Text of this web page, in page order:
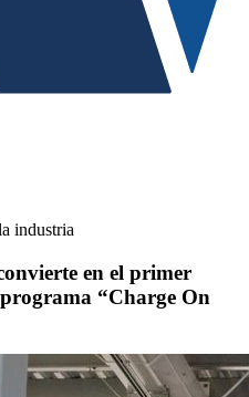
industria
en el primer
“Charge On